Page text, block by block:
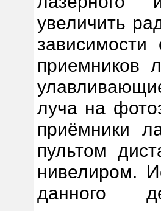
увеличить
приемников
луча на
приёмники
пультом
нивелиром.
данного